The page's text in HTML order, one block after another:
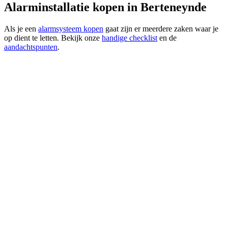
Alarminstallatie kopen in Berteneynde
Als je een alarmsysteem kopen gaat zijn er meerdere zaken waar je
op dient te letten. Bekijk onze handige checklist en de
aandachtspunten.